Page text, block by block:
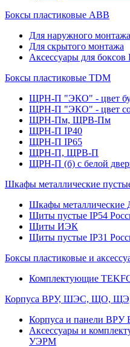
Боксы пластиковые ABB
Для наружного монтажа
Для скрытого монтажа
Аксессуары для боксов
Боксы пластиковые TDM
ЩРН-П "ЭКО" - цвет
ЩРН-П "ЭКО" - цвет
ЩРН-Пм, ЩРВ-Пм
ЩРН-П IP40
ЩРН-П IP65
ЩРН-П, ЩРВ-П
ЩРН-П (б) с белой
Шкафы металлические
Шкафы металлические
Щиты пустые IP54
Щиты ИЭК
Щиты пустые IP31
Боксы пластиковые и
Комплектующие
Корпуса ВРУ, ШЭС, ЩО,
Корпуса и панели ВРУ
Аксессуары и
УЭРМ